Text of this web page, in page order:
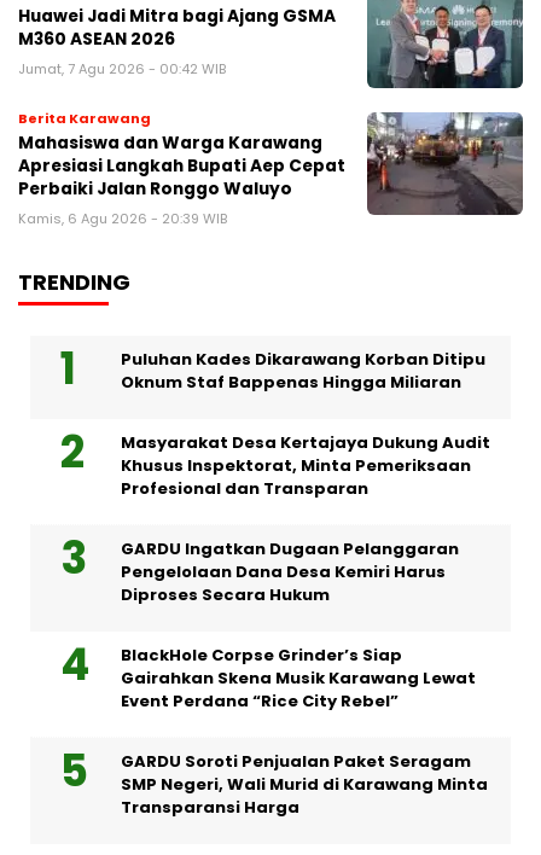
Huawei Jadi Mitra bagi Ajang GSMA
M360 ASEAN 2026
Jumat, 7 Agu 2026 - 00:42 WIB
Berita Karawang
Mahasiswa dan Warga Karawang
Apresiasi Langkah Bupati Aep Cepat
Perbaiki Jalan Ronggo Waluyo
Kamis, 6 Agu 2026 - 20:39 WIB
TRENDING
Puluhan Kades Dikarawang Korban Ditipu
Oknum Staf Bappenas Hingga Miliaran
Masyarakat Desa Kertajaya Dukung Audit
Khusus Inspektorat, Minta Pemeriksaan
Profesional dan Transparan
GARDU Ingatkan Dugaan Pelanggaran
Pengelolaan Dana Desa Kemiri Harus
Diproses Secara Hukum
BlackHole Corpse Grinder’s Siap
Gairahkan Skena Musik Karawang Lewat
Event Perdana “Rice City Rebel”
GARDU Soroti Penjualan Paket Seragam
SMP Negeri, Wali Murid di Karawang Minta
Transparansi Harga